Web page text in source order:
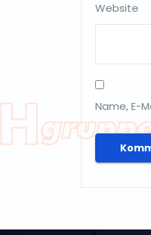
Website
Name, E-